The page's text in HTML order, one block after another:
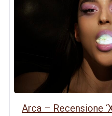
Arca – Recensione